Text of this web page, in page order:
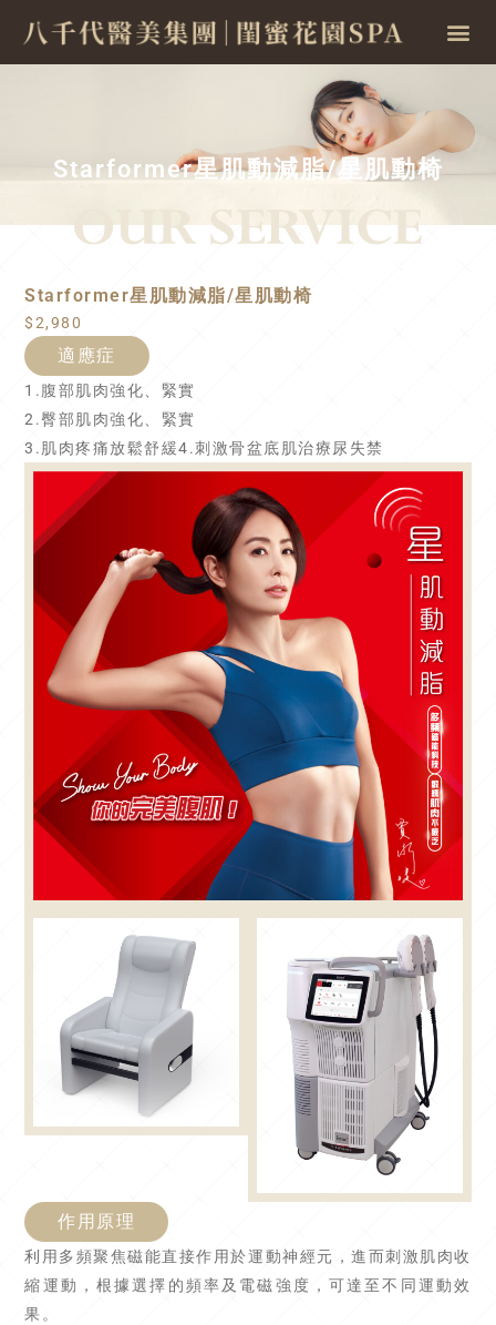
Starformer星肌動減脂/星肌動椅
Starformer星肌動減脂/星肌動椅
$2,980
適應症
1.腹部肌肉強化、緊實
2.臀部肌肉強化、緊實
3.肌肉疼痛放鬆舒緩4.刺激骨盆底肌治療尿失禁
作用原理
利用多頻聚焦磁能直接作用於運動神經元，進而刺激肌肉收
縮運動，根據選擇的頻率及電磁強度，可達至不同運動效
果。